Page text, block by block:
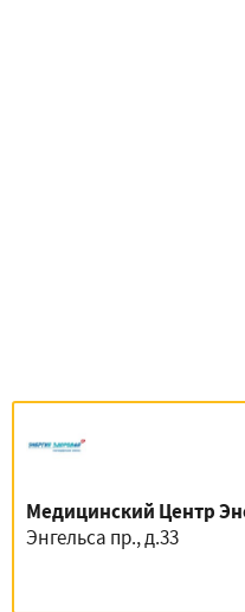
Медицинский Центр
Энгельса пр., д.33